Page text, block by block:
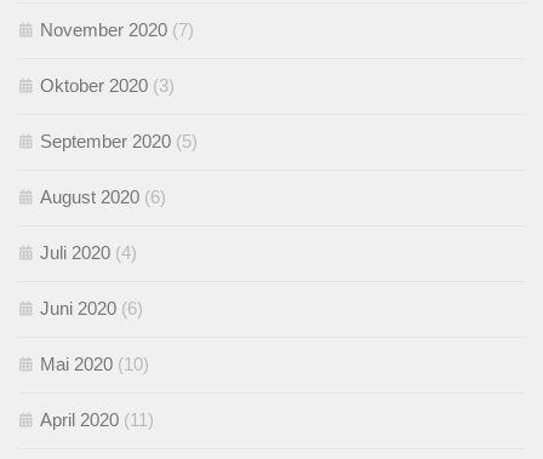
November 2020 (7)
Oktober 2020 (3)
September 2020 (5)
August 2020 (6)
Juli 2020 (4)
Juni 2020 (6)
Mai 2020 (10)
April 2020 (11)